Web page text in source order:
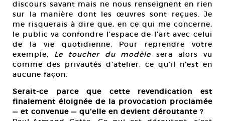
discours savant mais ne nous renseignent en rien
sur la manière dont les œuvres sont reçues. Je
me risquerais à dire que, en ce qui me concerne,
le public va confondre l’espace de l’art avec celui
de la vie quotidienne. Pour reprendre votre
exemple, Le toucher du modèle sera alors vu
comme des privautés d’atelier, ce qu’il n’est en
aucune façon.
Serait-ce parce que cette revendication est
finalement éloignée de la provocation proclamée
— et convenue — qu’elle en devient déroutante ?